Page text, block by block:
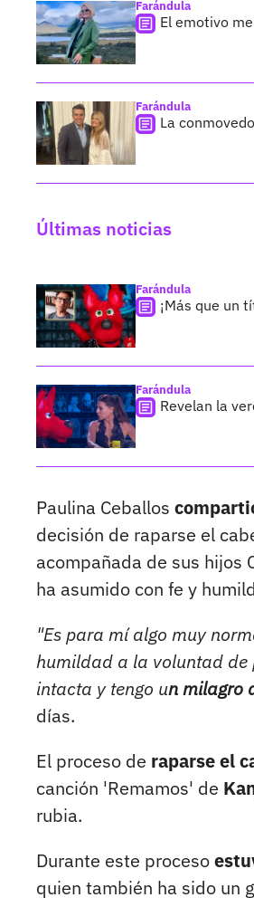
Farándula
El emotivo
Farándula
La
Últimas noticias
Farándula
¡Más que un
Farándula
Revelan la
Paulina Ceballos
decisión de raparse el
acompañada de sus hijos
ha asumido con fe y
"Es para mí algo muy
humildad a la voluntad de
intacta y tengo un milagro
días.
El proceso de raparse el
canción 'Remamos' de
rubia.
Durante este proceso
quien también ha sido un